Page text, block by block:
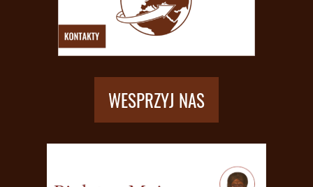
WESPRZYJ NAS